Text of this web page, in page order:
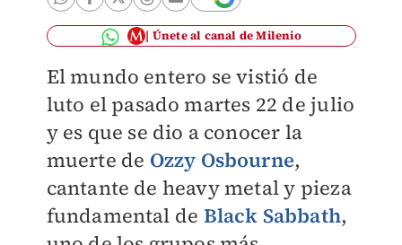
Únete al canal de Milenio
El mundo entero se vistió de
luto el pasado martes 22 de julio
y es que se dio a conocer la
muerte de Ozzy Osbourne,
cantante de heavy metal y pieza
fundamental de Black Sabbath,